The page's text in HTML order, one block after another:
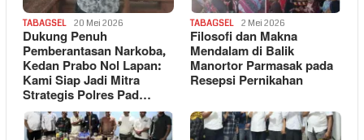
TABAGSEL 20 Mei 2026
Dukung Penuh
Pemberantasan Narkoba,
Kedan Prabo Nol Lapan:
Kami Siap Jadi Mitra
Strategis Polres Pad…
TABAGSEL 2 Mei 2026
Filosofi dan Makna
Mendalam di Balik
Manortor Parmasak pada
Resepsi Pernikahan